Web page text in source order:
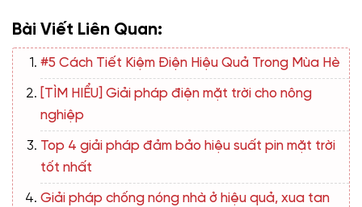
Bài Viết Liên Quan:
#5 Cách Tiết Kiệm Điện Hiệu Quả Trong Mùa Hè
[TÌM HIỂU] Giải pháp điện mặt trời cho nông
nghiệp
Top 4 giải pháp đảm bảo hiệu suất pin mặt trời
tốt nhất
Giải pháp chống nóng nhà ở hiệu quả, xua tan